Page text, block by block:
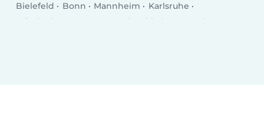
Bielefeld
Bonn Mannheim
Karlsruhe
Wiesbaden
Gelsenkirchen
Aachen